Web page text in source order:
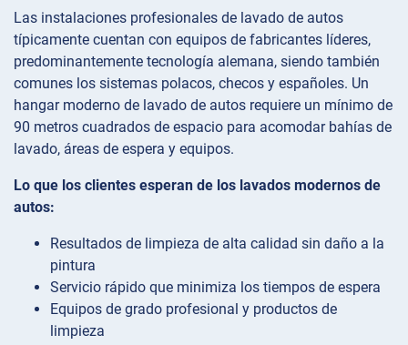
Las instalaciones profesionales de lavado de autos
típicamente cuentan con equipos de fabricantes líderes,
predominantemente tecnología alemana, siendo también
comunes los sistemas polacos, checos y españoles. Un
hangar moderno de lavado de autos requiere un mínimo de
90 metros cuadrados de espacio para acomodar bahías de
lavado, áreas de espera y equipos.
Lo que los clientes esperan de los lavados modernos de
autos:
Resultados de limpieza de alta calidad sin daño a la
pintura
Servicio rápido que minimiza los tiempos de espera
Equipos de grado profesional y productos de
limpieza